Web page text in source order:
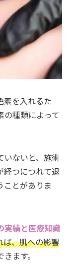
素を入れるた
の種類によって
いないと、施術
経つにつれて退
ことがありま
実績と医療知識
ば、肌への影響
きます。